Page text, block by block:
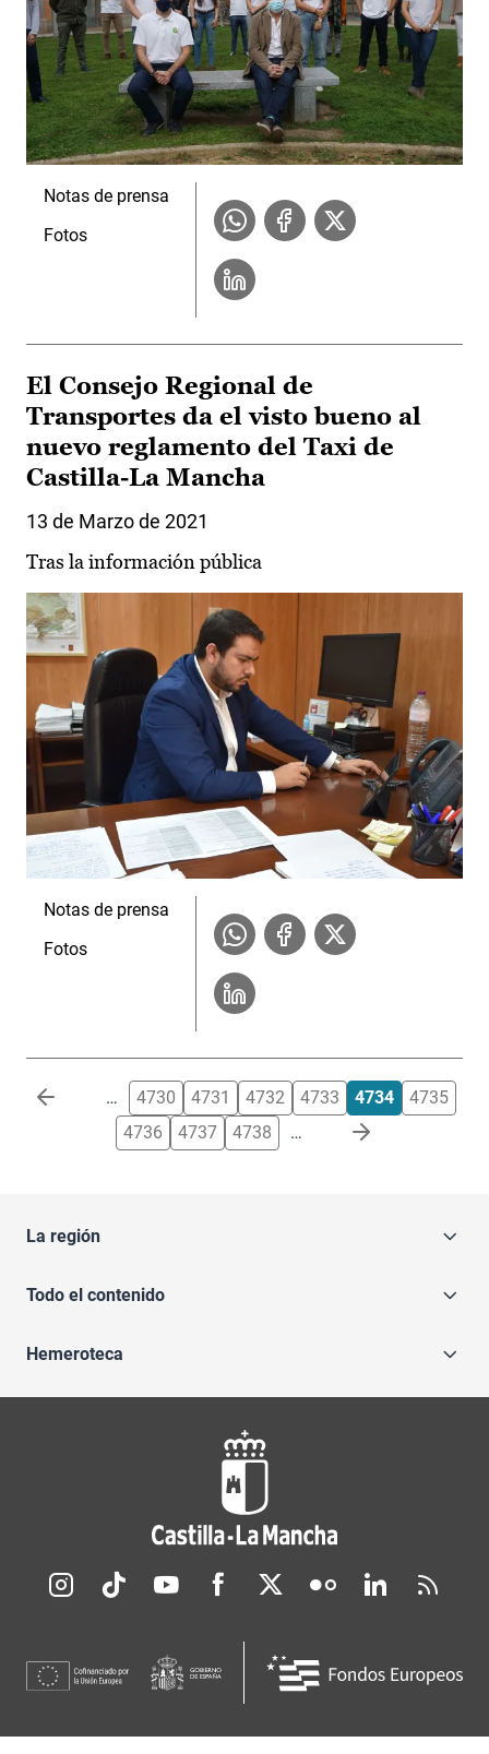
Notas de prensa
Fotos
El Consejo Regional de
Transportes da el visto bueno al
nuevo reglamento del Taxi de
Castilla-La Mancha
13 de Marzo de 2021
Tras la información pública
Notas de prensa
Fotos
Paginación … 4730 4731 4732 4733 4734
4735
4736
4737 4738 …
La región
Todo el contenido
Hemeroteca
Redes sociales JCCM